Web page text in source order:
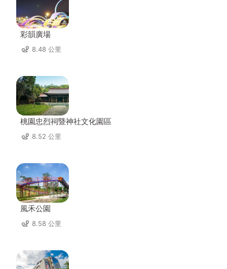
彩韻廣場
8.48 公里
桃園忠烈祠暨神社文化園區
8.52 公里
風禾公園
8.58 公里